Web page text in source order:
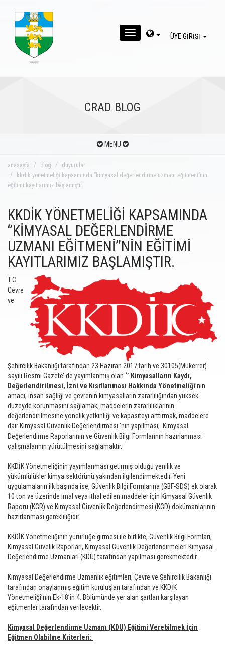
MENU ÜYE GİRİŞİ
CRAD BLOG
MENU
anasayfa blog
duyurular
kkdik yönetmeliği kapsamında ‘’kimyasal değerlendirme uzmanı eğitmeni’’nin
eğitimi kayıtlarımız başlamıştır.
KKDİK YÖNETMELİĞİ KAPSAMINDA
‘’KİMYASAL DEĞERLENDİRME
UZMANI EĞİTMENİ’’NİN EĞİTİMİ
KAYITLARIMIZ BAŞLAMIŞTIR.
T.C.
Çevre
ve
Şehircilik Bakanlığı tarafından 23 Haziran 2017 tarih ve 30105(Mükerrer)
sayılı Resmi Gazete’ de yayımlanmış olan ‘’ Kimyasalların Kaydı,
Değerlendirilmesi, İzni ve Kısıtlanması Hakkında Yönetmeliği’nin
amacı, insan sağlığı ve çevrenin kimyasalların zararlılığından yüksek
düzeyde korunmasını sağlamak, maddelerin zararlılıklarının
değerlendirilmesine yönelik yetkinliği ve kapasiteyi arttırmak, maddelere
dair Kimyasal Güvenlik Değerlendirmesi ’nin yapılması, Kimyasal
Değerlendirme Raporlarının ve Güvenlik Bilgi Formlarının hazırlanması
çalışmalarının yürütülmesini sağlamaktır.
KKDİK Yönetmeliğinin yayımlanması getirmiş olduğu yenilik ve
yükümlülükler kimya sektörünü yakından ilgilendirmektedir. Yeni
uygulamaların ilk başında ise, Güvenlik Bilgi Formlarına (GBF-SDS) ek olarak
10 ton ve üzerinde imal veya ithal edilen maddeler için Kimyasal Güvenlik
Raporu (KGR) ve Kimyasal Güvenlik Değerlendirmesi (KGD) dokümanlarının
hazırlanması gerekliliğidir.
KKDİK Yönetmeliğinin yürürlüğe girmesi ile birlikte, Güvenlik Bilgi Formları,
Kimyasal Güvelik Raporları, Kimyasal Güvenlik Değerlendirmeleri Kimyasal
Değerlendirme Uzmanları (KDU) tarafından yapılması gerekmektedir.
Kimyasal Değerlendirme Uzmanlık eğitimleri, Çevre ve Şehircilik Bakanlığı
tarafından onaylanmış eğitim kuruluşları tarafından ve KKDİK
Yönetmeliği’nin Ek-18’in 4. Bölümünde yer alan şartları karşılayan
eğitmenler tarafından verilecektir.
Kimyasal Değerlendirme Uzmanı (KDU) Eğitimi Verebilmek İçin
Eğitmen Olabilme Kriterleri: